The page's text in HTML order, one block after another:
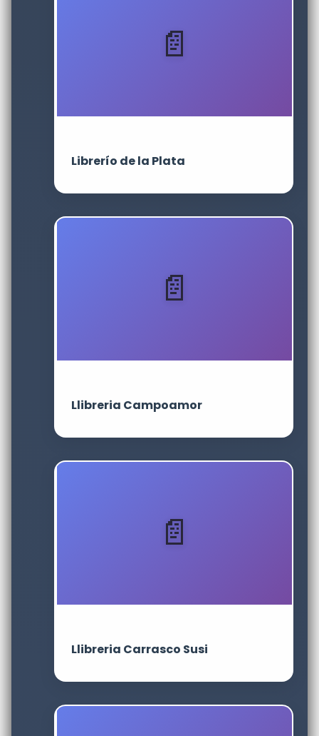
Librerío de la Plata
Llibreria Campoamor
Llibreria Carrasco Susi